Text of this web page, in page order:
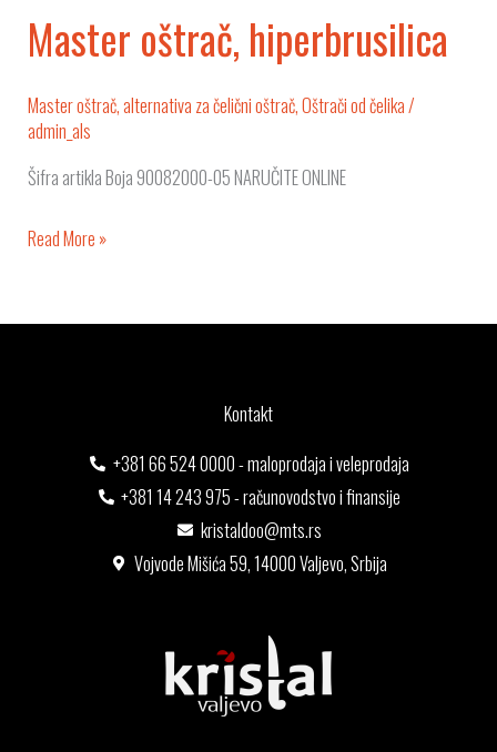
Master oštrač, hiperbrusilica
Master oštrač, alternativa za čelični oštrač,Oštrači od čelika/
admin_als
Šifra artikla Boja 90082000-05 NARUČITE ONLINE
Read More »
Kontakt
+381 66 524 0000 - maloprodaja i veleprodaja
+381 14 243 975 - računovodstvo i finansije
kristaldoo@mts.rs
Vojvode Mišića 59, 14000 Valjevo, Srbija